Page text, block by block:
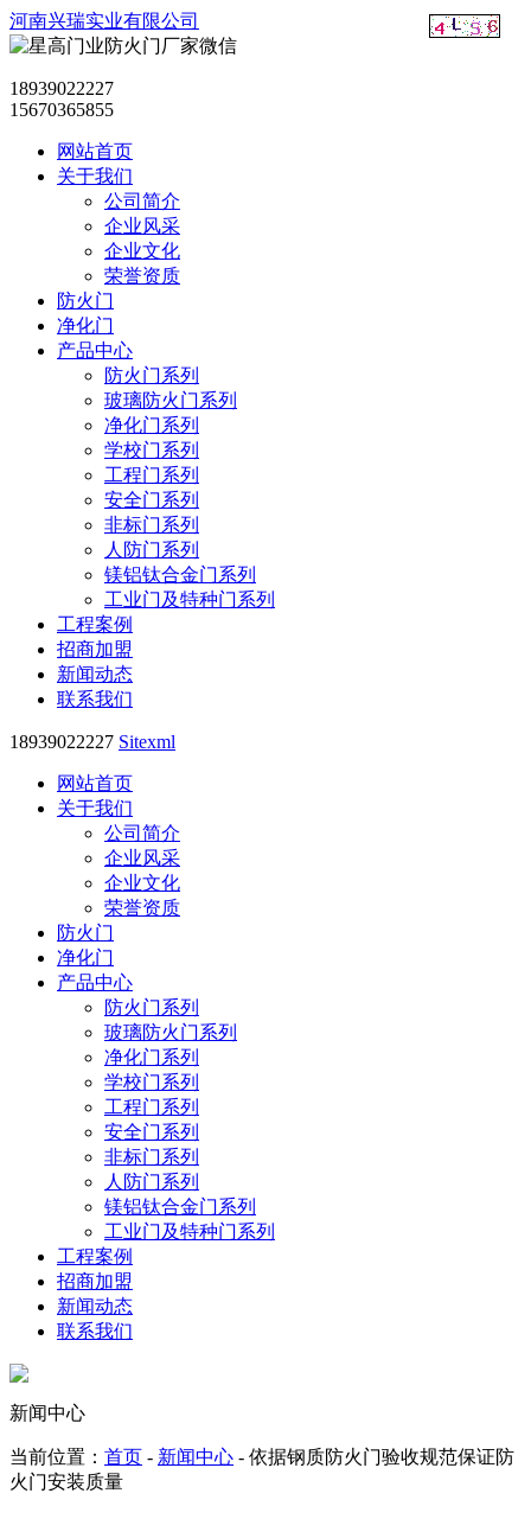
河南兴瑞实业有限公司
18939022227
15670365855
网站首页
关于我们
公司简介
企业风采
企业文化
荣誉资质
防火门
净化门
产品中心
防火门系列
玻璃防火门系列
净化门系列
学校门系列
工程门系列
安全门系列
非标门系列
人防门系列
镁铝钛合金门系列
工业门及特种门系列
工程案例
招商加盟
新闻动态
联系我们
18939022227 Sitexml
网站首页
关于我们
公司简介
企业风采
企业文化
荣誉资质
防火门
净化门
产品中心
防火门系列
玻璃防火门系列
净化门系列
学校门系列
工程门系列
安全门系列
非标门系列
人防门系列
镁铝钛合金门系列
工业门及特种门系列
工程案例
招商加盟
新闻动态
联系我们
新闻中心
当前位置： 首页 - 新闻中心 - 依据钢质防火门验收规范保证防
火门安装质量